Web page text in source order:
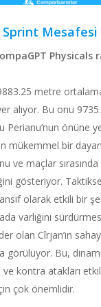
Sprint Mesafesi
Physicals
metre
alıyor. Bu onu
Perianu’nun önüne
mükemmel bir
ve maçlar
gösteriyor.
olarak etkili bir
varlığını
olan Cîrjan’ın
görülüyor. Bu,
kontra atakları
çok önemlidir.